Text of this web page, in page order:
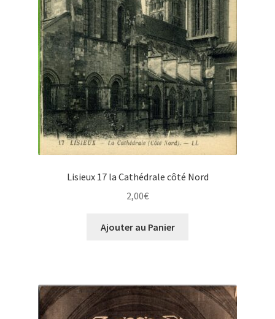
Lisieux 17 la Cathédrale côté Nord
2,00€
Ajouter au Panier